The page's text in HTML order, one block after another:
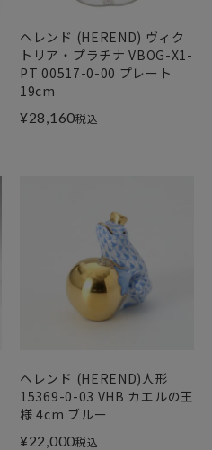
ヘレンド (HEREND) ヴィク
トリア・プラチナ VBOG-X1-
PT 00517-0-00 プレート
19cm
¥28,160税込
ヘレンド (HEREND)人形
15369-0-03 VHB カエルの王
様 4cm ブルー
¥22,000税込